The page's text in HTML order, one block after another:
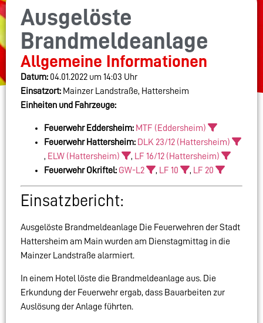
Ausgelöste
Brandmeldeanlage
Allgemeine Informationen
Datum: 04.01.2022 um 14:03 Uhr
Einsatzort: Mainzer Landstraße, Hattersheim
Einheiten und Fahrzeuge:
Feuerwehr Eddersheim: MTF (Eddersheim)
Feuerwehr Hattersheim: DLK 23/12 (Hattersheim)
, ELW (Hattersheim) ,
LF 16/12 (Hattersheim)
Feuerwehr Okriftel: GW-L2 , LF 10 , LF 20
Einsatzbericht:
Ausgelöste Brandmeldeanlage Die Feuerwehren der Stadt
Hattersheim am Main wurden am Dienstagmittag in die
Mainzer Landstraße alarmiert.
In einem Hotel löste die Brandmeldeanlage aus. Die
Erkundung der Feuerwehr ergab, dass Bauarbeiten zur
Auslösung der Anlage führten.